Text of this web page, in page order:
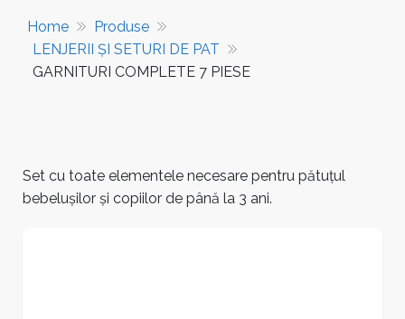
Home
Produse
LENJERII ȘI SETURI DE PAT
GARNITURI COMPLETE 7 PIESE
Set cu toate elementele necesare pentru pătuțul
bebelușilor și copiilor de până la 3 ani.